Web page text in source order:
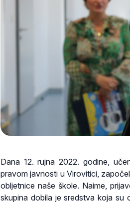
Dana 12. rujna 2022. godine,
pravom javnosti u Virovitici,
obljetnice naše škole. Naime,
skupina dobila je sredstva koja su